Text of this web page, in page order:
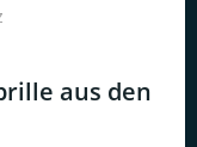
aus den